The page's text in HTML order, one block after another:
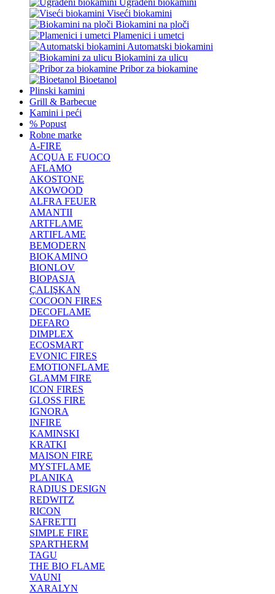
Viseći biokamini
Biokamini na ploči
Plamenici i umetci
Automatski biokamini
Biokamini za ulicu
Pribor za biokamine
Bioetanol
Plinski kamini
Grill & Barbecue
Kamini i peći
% Popust
Robne marke
A-FIRE
ACQUA E FUOCO
AFLAMO
AKOSTONE
AKOWOOD
ALFRA FEUER
AMANTII
ARTFLAME
ARTIFLAME
BEMODERN
BIOKAMINO
BIONLOV
BIOPASJA
ÇALIŞKAN
COCOON FIRES
DECOFLAME
DEFARO
DIMPLEX
ECOSMART
EVONIC FIRES
EMOTIONFLAME
GLAMM FIRE
ICON FIRES
GLOSS FIRE
IGNORA
INFIRE
KAMINSKI
KRATKI
MAISON FIRE
MYSTFLAME
PLANIKA
RADIUS DESIGN
REDWITZ
RICON
SAFRETTI
SIMPLE FIRE
SPARTHERM
TAGU
THE BIO FLAME
VAUNI
XARALYN